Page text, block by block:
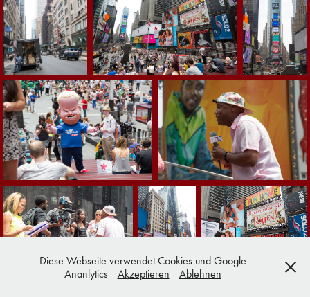
Diese Webseite verwendet Cookies und Google
Ananlytics
Akzeptieren Ablehnen